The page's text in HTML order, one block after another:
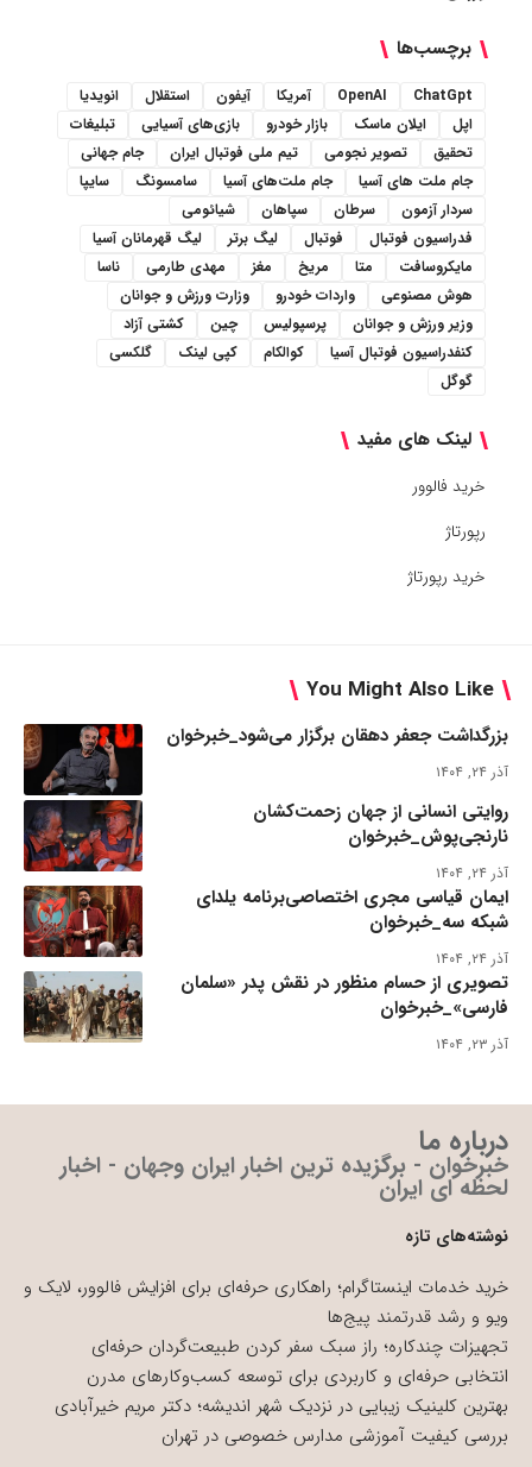
برچسب‌ها
ChatGpt
OpenAI آمریکا آیفون استقلال
انویدیا
اپل
ایلان ماسک بازار خودرو بازی‌های آسیایی
تبلیغات
تحقیق
تصویر نجومی تیم ملی فوتبال ایران
جام جهانی
جام ملت های آسیا
جام ملت‌های آسیا سامسونگ
سایپا
سردار آزمون
سرطان سپاهان
شیائومی
فدراسیون فوتبال
فوتبال لیگ برتر
لیگ قهرمانان آسیا
مایکروسافت
متا مریخ مغز مهدی طارمی
ناسا
هوش مصنوعی
واردات خودرو
وزارت ورزش و جوانان
وزیر ورزش و جوانان
پرسپولیس چین
کشتی آزاد
کنفدراسیون فوتبال آسیا
کوالکام کپی لینک
گلکسی
گوگل
لینک های مفید
خرید فالوور
رپورتاژ
خرید رپورتاژ
You Might Also Like
بزرگداشت جعفر دهقان برگزار می‌شود_خبرخوان
آذر ۲۴, ۱۴۰۴
روایتی انسانی از جهان زحمت‌کشان
نارنجی‌پوش_خبرخوان
آذر ۲۴, ۱۴۰۴
ایمان قیاسی مجری اختصاصی‌برنامه یلدای
شبکه سه_خبرخوان
آذر ۲۴, ۱۴۰۴
تصویری از حسام منظور در نقش پدر «سلمان
فارسی»_خبرخوان
آذر ۲۳, ۱۴۰۴
درباره ما
خبرخوان - برگزیده ترین اخبار ایران وجهان - اخبار
لحظه ای ایران
نوشته‌های تازه
خرید خدمات اینستاگرام؛ راهکاری حرفه‌ای برای افزایش فالوور، لایک و
ویو و رشد قدرتمند پیج‌ها
تجهیزات چندکاره؛ راز سبک سفر کردن طبیعت‌گردان حرفه‌ای
انتخابی حرفه‌ای و کاربردی برای توسعه کسب‌وکارهای مدرن
بهترین کلینیک زیبایی در نزدیک شهر اندیشه؛ دکتر مریم خیرآبادی
بررسی کیفیت آموزشی مدارس خصوصی در تهران